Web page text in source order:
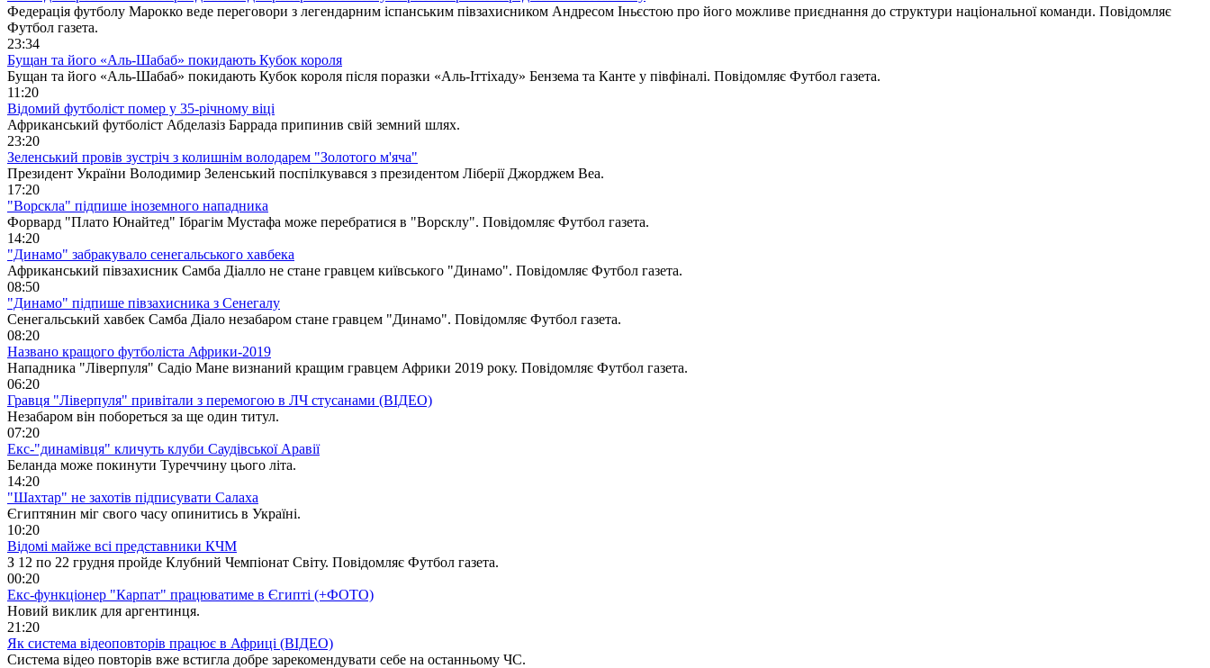
Федерація футболу Марокко веде переговори з легендарним іспанським півзахисником Андресом Іньєстою про його можливе приєднання до структури національної команди. Повідомляє
Футбол газета.
23:34
Бущан та його «Аль-Шабаб» покидають Кубок короля
Бущан та його «Аль-Шабаб» покидають Кубок короля після поразки «Аль-Іттіхаду» Бензема та Канте у півфіналі. Повідомляє Футбол газета.
11:20
Відомий футболіст помер у 35-річному віці
Африканський футболіст Абделазіз Баррада припинив свій земний шлях.
23:20
Зеленський провів зустріч з колишнім володарем "Золотого м'яча"
Президент України Володимир Зеленський поспілкувався з президентом Ліберії Джорджем Веа.
17:20
"Ворскла" підпише іноземного нападника
Форвард "Плато Юнайтед" Ібрагім Мустафа може перебратися в "Ворсклу". Повідомляє Футбол газета.
14:20
"Динамо" забракувало сенегальського хавбека
Африканський півзахисник Самба Діалло не стане гравцем київського "Динамо". Повідомляє Футбол газета.
08:50
"Динамо" підпише півзахисника з Сенегалу
Сенегальський хавбек Самба Діало незабаром стане гравцем "Динамо". Повідомляє Футбол газета.
08:20
Названо кращого футболіста Африки-2019
Нападника "Ліверпуля" Садіо Мане визнаний кращим гравцем Африки 2019 року. Повідомляє Футбол газета.
06:20
Гравця "Ліверпуля" привітали з перемогою в ЛЧ стусанами (ВІДЕО)
Незабаром він побореться за ще один титул.
07:20
Екс-"динамівця" кличуть клуби Саудівської Аравії
Беланда може покинути Туреччину цього літа.
14:20
"Шахтар" не захотів підписувати Салаха
Єгиптянин міг свого часу опинитись в Україні.
10:20
Відомі майже всі представники КЧМ
З 12 по 22 грудня пройде Клубний Чемпіонат Світу. Повідомляє Футбол газета.
00:20
Екс-функціонер "Карпат" працюватиме в Єгипті (+ФОТО)
Новий виклик для аргентинця.
21:20
Як система відеоповторів працює в Африці (ВІДЕО)
Система відео повторів вже встигла добре зарекомендувати себе на останньому ЧС.